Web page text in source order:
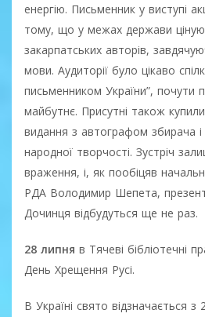
енергію. Письменник у виступі
тому, що у межах держави
закарпатських авторів,
мови. Аудиторії було цікаво
письменником України”, почути
майбутнє. Присутні також
видання з автографом збирача і
народної творчості. Зустріч
враження, і, як пообіцяв
РДА Володимир Шепета,
Дочинця відбудуться ще не раз.
28 липня в Тячеві бібліотечні
День Хрещення Русі.
В Україні свято відзначається з